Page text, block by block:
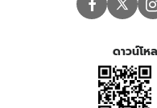
ดาวน์โ